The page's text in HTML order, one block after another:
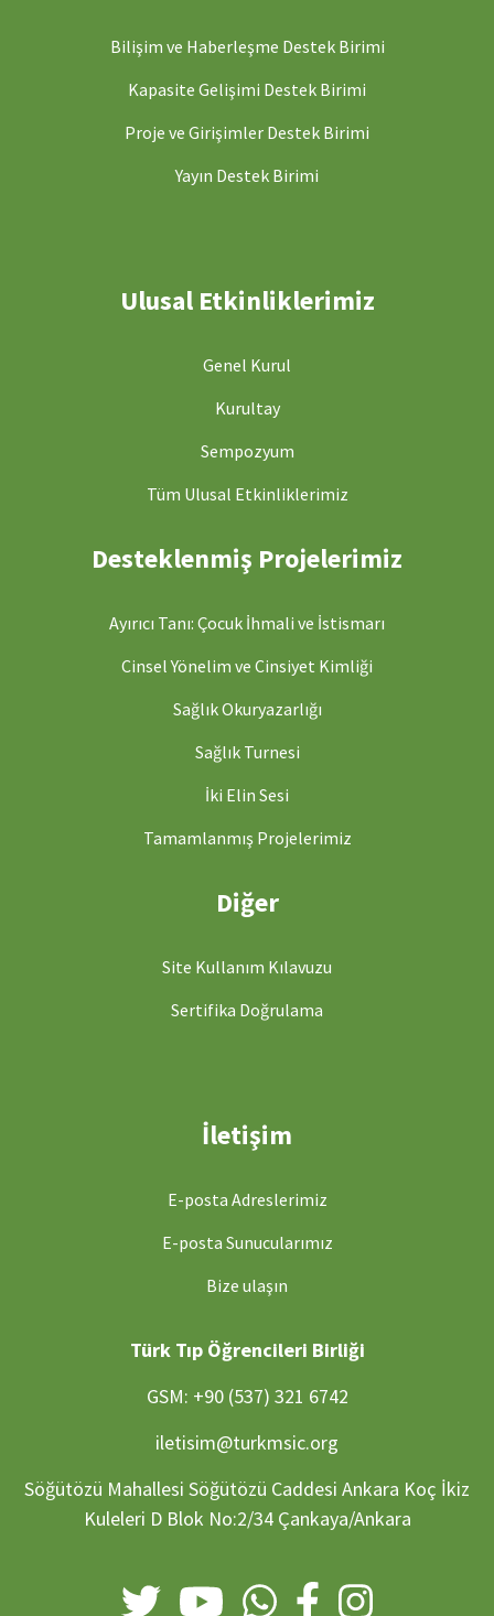
Bilişim ve Haberleşme Destek Birimi
Kapasite Gelişimi Destek Birimi
Proje ve Girişimler Destek Birimi
Yayın Destek Birimi
Ulusal Etkinliklerimiz
Genel Kurul
Kurultay
Sempozyum
Tüm Ulusal Etkinliklerimiz
Desteklenmiş Projelerimiz
Ayırıcı Tanı: Çocuk İhmali ve İstismarı
Cinsel Yönelim ve Cinsiyet Kimliği
Sağlık Okuryazarlığı
Sağlık Turnesi
İki Elin Sesi
Tamamlanmış Projelerimiz
Diğer
Site Kullanım Kılavuzu
Sertifika Doğrulama
İletişim
E-posta Adreslerimiz
E-posta Sunucularımız
Bize ulaşın
Türk Tıp Öğrencileri Birliği
GSM: +90 (537) 321 6742
iletisim@turkmsic.org
Söğütözü Mahallesi Söğütözü Caddesi Ankara Koç İkiz
Kuleleri D Blok No:2/34 Çankaya/Ankara